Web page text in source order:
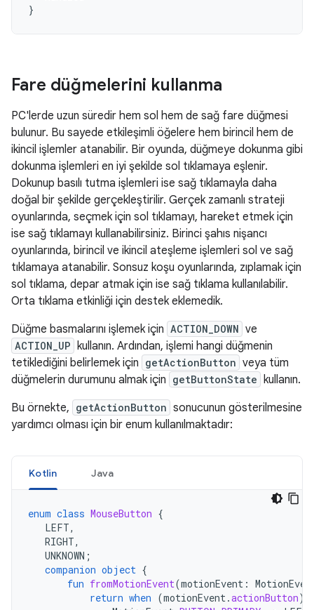
}
Fare düğmelerini kullanma
PC'lerde uzun süredir hem sol hem de sağ fare düğmesi
bulunur. Bu sayede etkileşimli öğelere hem birincil hem de
ikincil işlemler atanabilir. Bir oyunda, düğmeye dokunma gibi
dokunma işlemleri en iyi şekilde sol tıklamaya eşlenir.
Dokunup basılı tutma işlemleri ise sağ tıklamayla daha
doğal bir şekilde gerçekleştirilir. Gerçek zamanlı strateji
oyunlarında, seçmek için sol tıklamayı, hareket etmek için
ise sağ tıklamayı kullanabilirsiniz. Birinci şahıs nişancı
oyunlarında, birincil ve ikincil ateşleme işlemleri sol ve sağ
tıklamaya atanabilir. Sonsuz koşu oyunlarında, zıplamak için
sol tıklama, depar atmak için ise sağ tıklama kullanılabilir.
Orta tıklama etkinliği için destek eklemedik.
Düğme basmalarını işlemek için ACTION_DOWN ve
ACTION_UP kullanın. Ardından, işlemi hangi düğmenin
tetiklediğini belirlemek için getActionButton veya tüm
düğmelerin durumunu almak için getButtonState kullanın.
Bu örnekte, getActionButton sonucunun gösterilmesine
yardımcı olması için bir enum kullanılmaktadır:
Kotlin Java
enum class MouseButton {
LEFT,
RIGHT,
UNKNOWN ;
companion object {
fun fromMotionEvent(motionEvent :
return when (motionEvent.actionButton)